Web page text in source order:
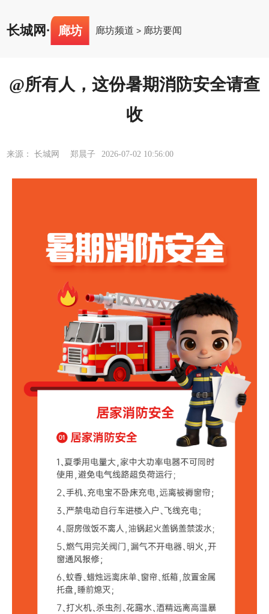
长城网 · 廊坊 廊坊频道 > 廊坊要闻
@所有人，这份暑期消防安全请查
收
来源： 长城网 郑晨子 2026-07-02 10:56:00